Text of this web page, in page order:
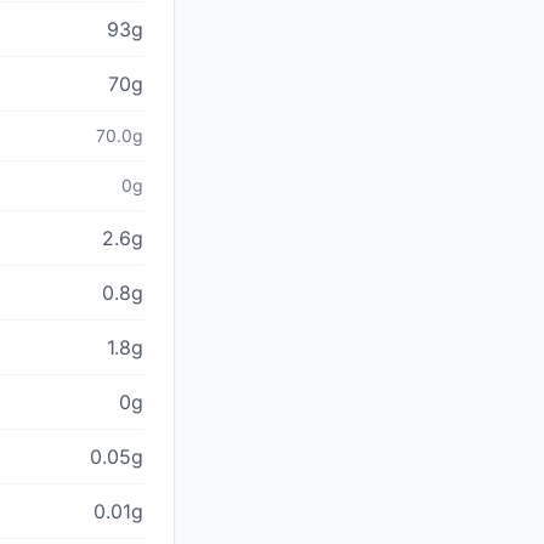
93g
70g
70.0g
0g
2.6g
0.8g
1.8g
0g
0.05g
0.01g